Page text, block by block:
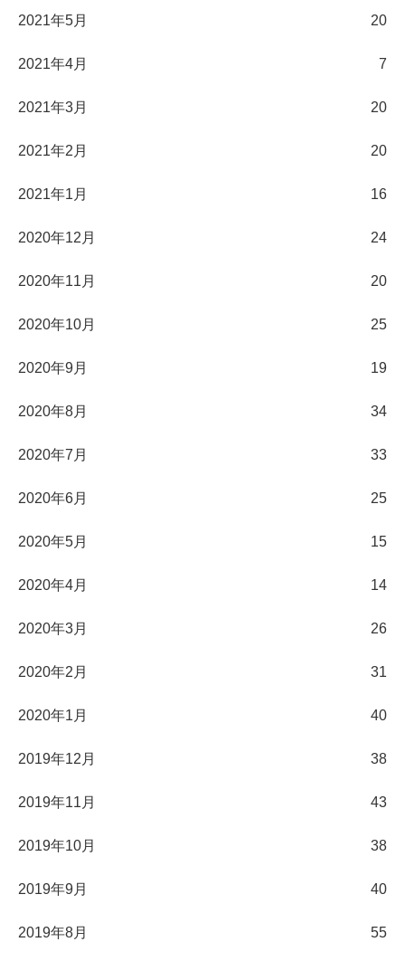
2021年5月 20
2021年4月 7
2021年3月 20
2021年2月 20
2021年1月 16
2020年12月 24
2020年11月 20
2020年10月 25
2020年9月 19
2020年8月 34
2020年7月 33
2020年6月 25
2020年5月 15
2020年4月 14
2020年3月 26
2020年2月 31
2020年1月 40
2019年12月 38
2019年11月 43
2019年10月 38
2019年9月 40
2019年8月 55